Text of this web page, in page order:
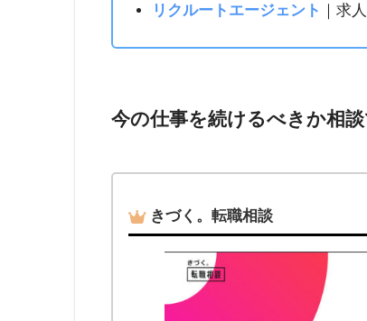
リクルートエージェント ｜求
今の仕事を続けるべきか相
きづく。転職相談